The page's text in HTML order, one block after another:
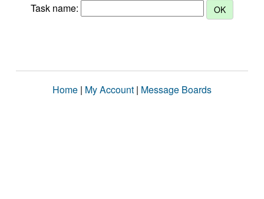
Task name:
Home | My Account | Message Boards